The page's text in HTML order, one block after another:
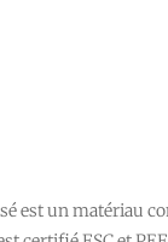
est un matériau